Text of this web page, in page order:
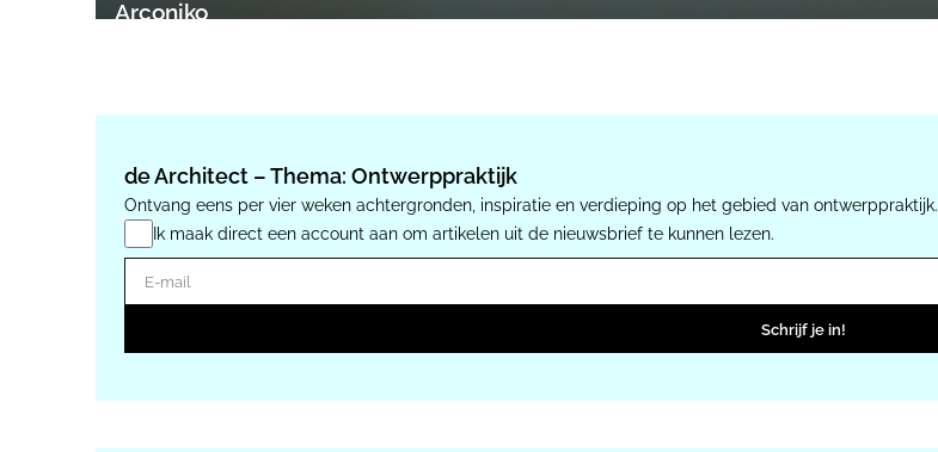
Arconiko
de Architect – Thema: Ontwerppraktijk
Ontvang eens per vier weken achtergronden, inspiratie en verdieping op het gebied van ontwerppraktijk.
Ik maak direct een account aan om artikelen uit de nieuwsbrief te kunnen lezen.
E-mail
Schrijf je in!